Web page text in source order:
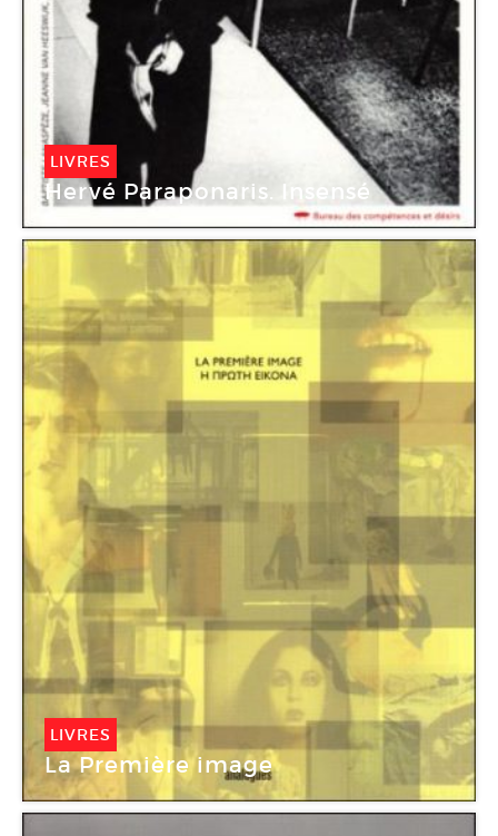
LIVRES
Hervé Paraponaris. Insensé
LIVRES
La Première image